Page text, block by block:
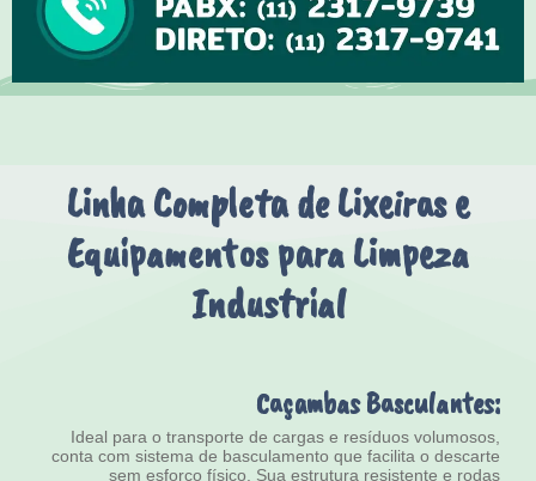
Linha Completa de Lixeiras e
Equipamentos para Limpeza
Industrial
Caçambas Basculantes:
Ideal para o transporte de cargas e resíduos volumosos,
conta com sistema de basculamento que facilita o descarte
sem esforço físico. Sua estrutura resistente e rodas